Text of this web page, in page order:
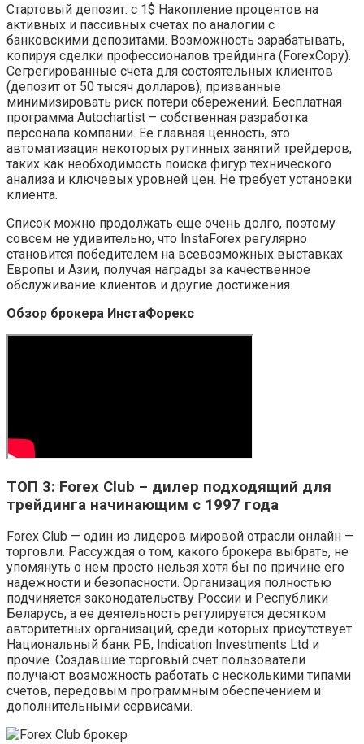
Стартовый депозит: с 1$ Накопление процентов на
активных и пассивных счетах по аналогии с
банковскими депозитами. Возможность зарабатывать,
копируя сделки профессионалов трейдинга (ForexCopy).
Сегрегированные счета для состоятельных клиентов
(депозит от 50 тысяч долларов), призванные
минимизировать риск потери сбережений. Бесплатная
программа Autochartist – собственная разработка
персонала компании. Ее главная ценность, это
автоматизация некоторых рутинных занятий трейдеров,
таких как необходимость поиска фигур технического
анализа и ключевых уровней цен. Не требует установки
клиента.
Список можно продолжать еще очень долго, поэтому
совсем не удивительно, что InstaForex регулярно
становится победителем на всевозможных выставках
Европы и Азии, получая награды за качественное
обслуживание клиентов и другие достижения.
Обзор брокера ИнстаФорекс
ТОП 3: Forex Club – дилер подходящий для
трейдинга начинающим с 1997 года
Forex Club — один из лидеров мировой отрасли онлайн —
торговли. Рассуждая о том, какого брокера выбрать, не
упомянуть о нем просто нельзя хотя бы по причине его
надежности и безопасности. Организация полностью
подчиняется законодательству России и Республики
Беларусь, а ее деятельность регулируется десятком
авторитетных организаций, среди которых присутствует
Национальный банк РБ, Indication Investments Ltd и
прочие. Создавшие торговый счет пользователи
получают возможность работать с несколькими типами
счетов, передовым программным обеспечением и
дополнительными сервисами.